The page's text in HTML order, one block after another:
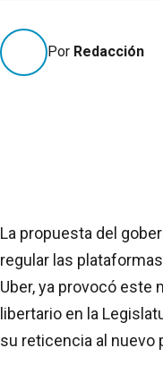
Por Redacción
La propuesta del
regular las
Uber, ya provocó este
libertario en la
su reticencia al nuevo